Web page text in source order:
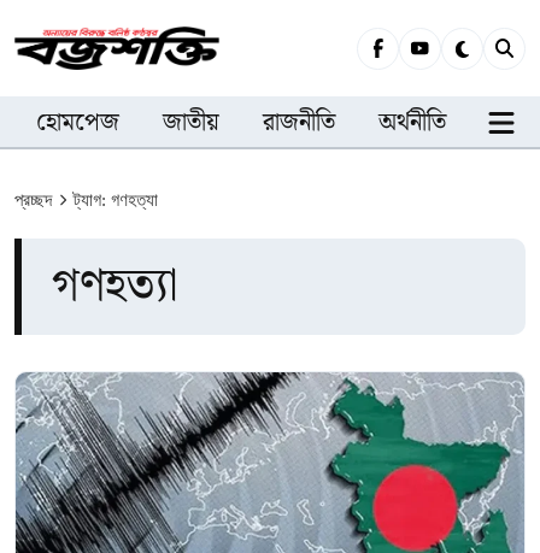
হোমপেজ জাতীয় রাজনীতি অর্থনীতি
প্রচ্ছদ ট্যাগ: গণহত্যা
গণহত্যা